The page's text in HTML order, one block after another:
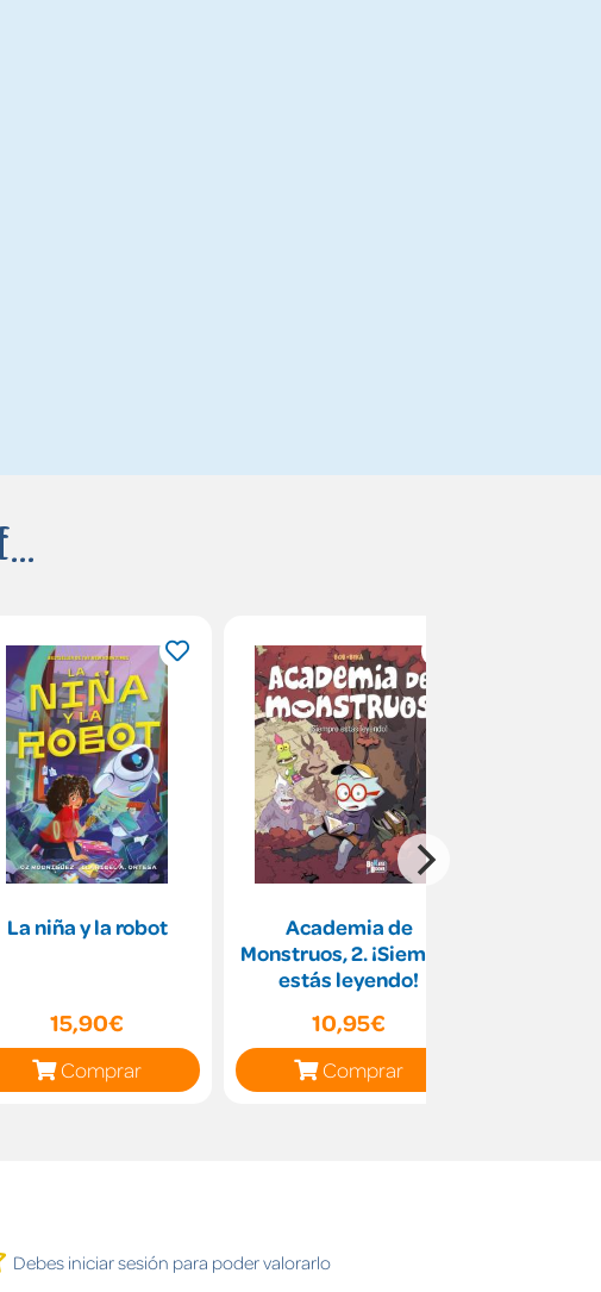
La niña y la robot
15,90€
Comprar
Academia de
Monstruos, 2. ¡Siempre
estás leyendo!
10,95€
Comprar
Debes iniciar sesión para poder valorarlo